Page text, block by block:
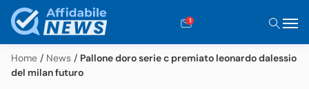
1
Home / News / Pallone doro serie c premiato leonardo dalessio
del milan futuro